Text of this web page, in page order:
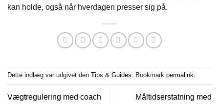
kan holde, også når hverdagen presser sig på.
Dette indlæg var udgivet den Tips & Guides. Bookmark permalink.
Vægtregulering med coach
Måltidserstatning med